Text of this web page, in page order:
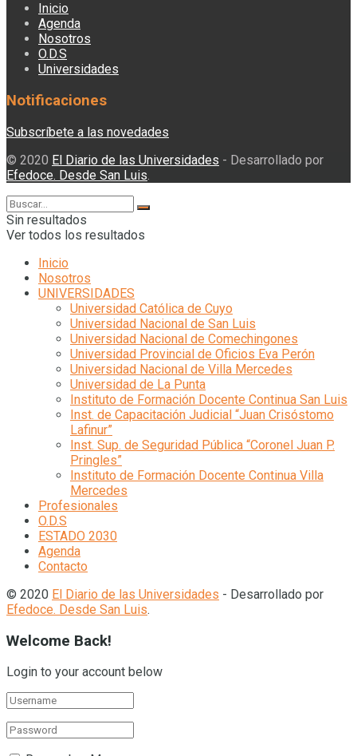
Inicio
Agenda
Nosotros
O.D.S
Universidades
Notificaciones
Subscríbete a las novedades
© 2020 El Diario de las Universidades - Desarrollado por
Efedoce. Desde San Luis.
Sin resultados
Ver todos los resultados
Inicio
Nosotros
UNIVERSIDADES
Universidad Católica de Cuyo
Universidad Nacional de San Luis
Universidad Nacional de Comechingones
Universidad Provincial de Oficios Eva Perón
Universidad Nacional de Villa Mercedes
Universidad de La Punta
Instituto de Formación Docente Continua San Luis
Inst. de Capacitación Judicial “Juan Crisóstomo
Lafinur”
Inst. Sup. de Seguridad Pública “Coronel Juan P.
Pringles”
Instituto de Formación Docente Continua Villa
Mercedes
Profesionales
O.D.S
ESTADO 2030
Agenda
Contacto
© 2020 El Diario de las Universidades - Desarrollado por
Efedoce. Desde San Luis.
Welcome Back!
Login to your account below